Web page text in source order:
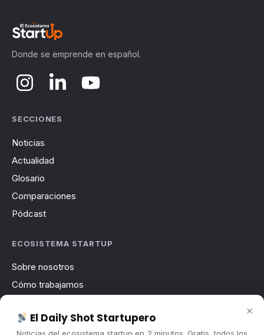
Donde se emprende en español.
SECCIONES
Noticias
Actualidad
Glosario
Comparaciones
Pódcast
ECOSISTEMA STARTUP
Sobre nosotros
Cómo trabajamos
Contacto
×
El Daily Shot Startupero